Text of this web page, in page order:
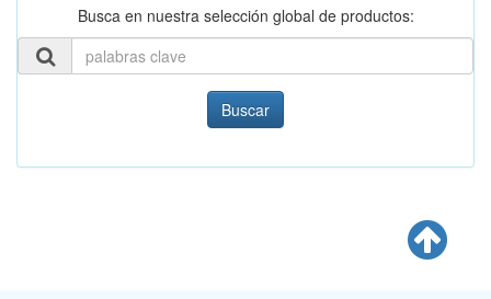
Busca en nuestra selección global de productos:
Buscar